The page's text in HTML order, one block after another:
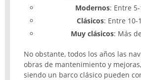
Modernos: Entre
Clásicos: Entre 10-
Muy clásicos: Más
No obstante, todos los años las
obras de mantenimiento y
siendo un barco clásico pueden